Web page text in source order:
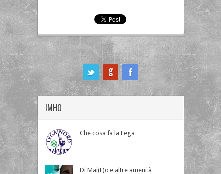
IMHO
Che cosa fa la Lega
Di Mai(L)o e altre amenità